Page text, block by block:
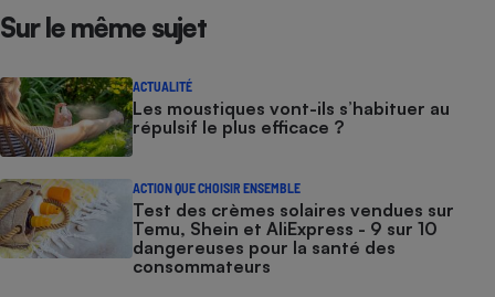
Sur le même sujet
ACTUALITÉ
Les moustiques vont-ils s’habituer au
répulsif le plus efficace ?
ACTION QUE CHOISIR ENSEMBLE
Test des crèmes solaires vendues sur
Temu, Shein et AliExpress - 9 sur 10
dangereuses pour la santé des
consommateurs